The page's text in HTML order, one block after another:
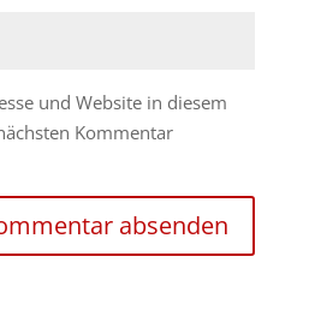
und Website in diesem
Kommentar